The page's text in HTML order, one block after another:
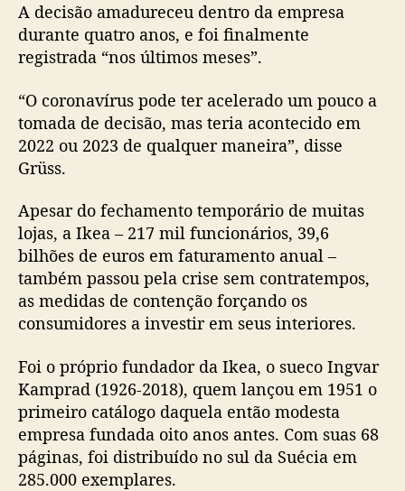
A decisão amadureceu dentro da empresa
durante quatro anos, e foi finalmente
registrada “nos últimos meses”.
“O coronavírus pode ter acelerado um pouco a
tomada de decisão, mas teria acontecido em
2022 ou 2023 de qualquer maneira”, disse
Grüss.
Apesar do fechamento temporário de muitas
lojas, a Ikea – 217 mil funcionários, 39,6
bilhões de euros em faturamento anual –
também passou pela crise sem contratempos,
as medidas de contenção forçando os
consumidores a investir em seus interiores.
Foi o próprio fundador da Ikea, o sueco Ingvar
Kamprad (1926-2018), quem lançou em 1951 o
primeiro catálogo daquela então modesta
empresa fundada oito anos antes. Com suas 68
páginas, foi distribuído no sul da Suécia em
285.000 exemplares.